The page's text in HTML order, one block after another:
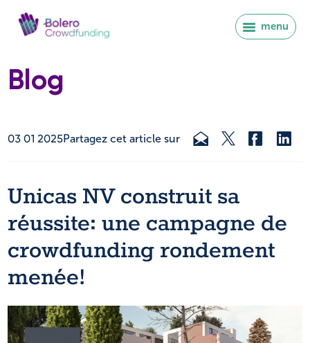
menu
NL FR
Blog
03 01 2025Partagez cet article sur
Unicas NV construit sa
réussite: une campagne de
crowdfunding rondement
menée!